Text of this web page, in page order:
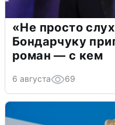
«Не просто
Бондарчуку
роман — с кем
6 августа 69